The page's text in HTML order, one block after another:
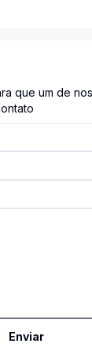
que um de
Enviar